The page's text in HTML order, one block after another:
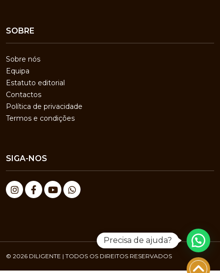
SOBRE
Sobre nós
Equipa
Estatuto editorial
Contactos
Política de privacidade
Termos e condições
SIGA-NOS
© 2026 DILIGENTE | TODOS OS DIREITOS RESERVADOS
Precisa de ajuda?